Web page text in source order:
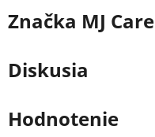
Značka MJ Care
Diskusia
Hodnotenie